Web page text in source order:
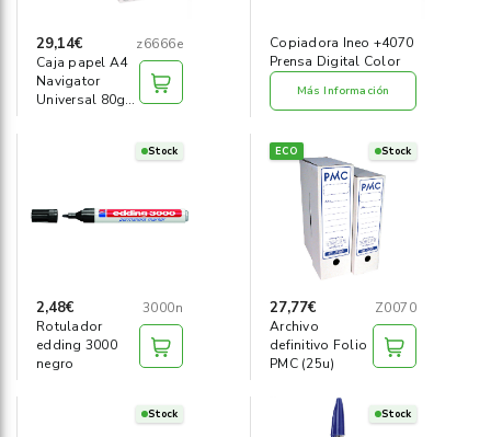
29,14€
z6666e
Caja papel A4
Navigator
Universal 80g
Copiadora Ineo +4070
Prensa Digital Color
Más Información
Stock
2,48€
3000n
Rotulador
edding 3000
negro
ECO Stock
27,77€
Z0070
Archivo
definitivo Folio
PMC (25u)
Stock Stock